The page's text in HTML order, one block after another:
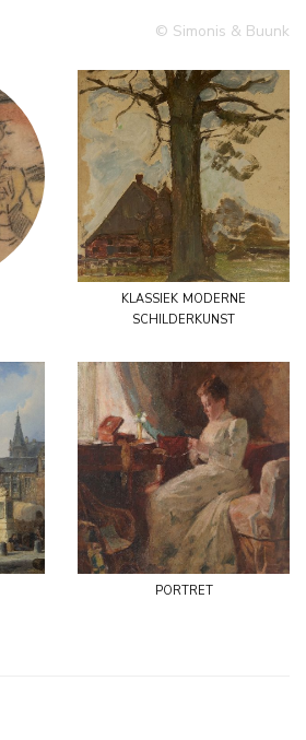
© Simonis & Buunk
klassiek moderne
schilderkunst
portret